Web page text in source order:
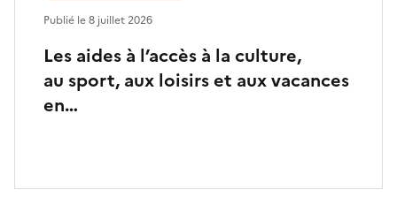
Les aides à l’accès à la culture,
au sport, aux loisirs et aux vacances
en…
Publié le8 juillet 2026